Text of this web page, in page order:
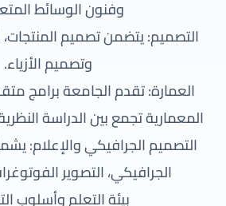
وفنون الوسائط
التصميم: يتضمن تصميم
وتصميم الأزياء.
العمارة: تقدم الجامعة برامج
المعمارية تجمع بين الدراسة
التصميم الجرافيكي والإعلام:
الجرافيكي، التصوير
بيئة التعلم وأسلوب